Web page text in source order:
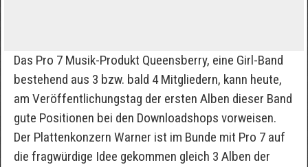
Das Pro 7 Musik-Produkt Queensberry, eine Girl-Band
bestehend aus 3 bzw. bald 4 Mitgliedern, kann heute,
am Veröffentlichungstag der ersten Alben dieser Band
gute Positionen bei den Downloadshops vorweisen.
Der Plattenkonzern Warner ist im Bunde mit Pro 7 auf
die fragwürdige Idee gekommen gleich 3 Alben der